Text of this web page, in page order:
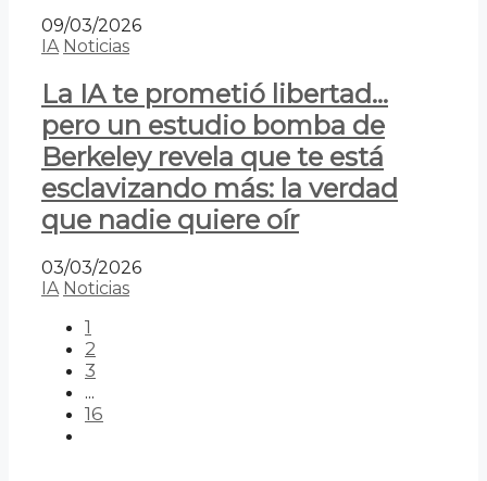
09/03/2026
IA Noticias
La IA te prometió libertad…
pero un estudio bomba de
Berkeley revela que te está
esclavizando más: la verdad
que nadie quiere oír
03/03/2026
IA Noticias
1
2
3
...
16